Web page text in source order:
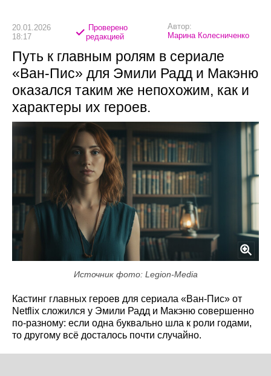
20.01.2026
18:17
Проверено
редакцией
Автор:
Марина Колесниченко
Путь к главным ролям в сериале
«Ван-Пис» для Эмили Радд и Макэню
оказался таким же непохожим, как и
характеры их героев.
Источник фото: Legion-Media
Кастинг главных героев для сериала «Ван-Пис» от
Netflix сложился у Эмили Радд и Макэню совершенно
по-разному: если одна буквально шла к роли годами,
то другому всё досталось почти случайно.